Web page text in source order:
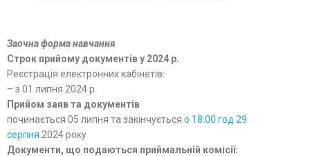
Заочна форма навчання
Строк прийому документів у 2024 р.
Реєстрація електронних кабінетів:
– з 01 липня 2024 р.
Прийом заяв та документів
починається 05 липня та закінчується о 18:00 год 29
серпня 2024 року
Документи, що подаються приймальній комісії: